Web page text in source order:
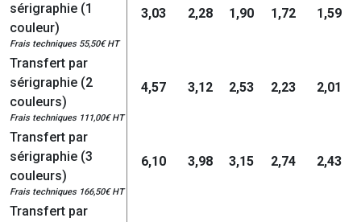
sérigraphie (1
couleur)
Frais techniques 55,50€ HT
3,03 2,28 1,90 1,72 1,59
Transfert par
sérigraphie (2
couleurs)
Frais techniques 111,00€ HT
4,57 3,12 2,53 2,23 2,01
Transfert par
sérigraphie (3
couleurs)
Frais techniques 166,50€ HT
6,10 3,98 3,15 2,74 2,43
Transfert par